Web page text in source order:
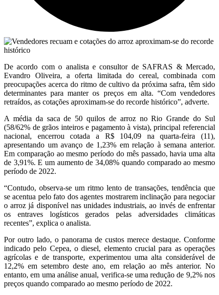
De acordo com o analista e consultor de SAFRAS & Mercado,
Evandro Oliveira, a oferta limitada do cereal, combinada com
preocupações acerca do ritmo de cultivo da próxima safra, têm sido
determinantes para manter os preços em alta. “Com vendedores
retraídos, as cotações aproximam-se do recorde histórico”, adverte.
A média da saca de 50 quilos de arroz no Rio Grande do Sul
(58/62% de grãos inteiros e pagamento à vista), principal referencial
nacional, encerrou cotada a R$ 104,09 na quarta-feira (11),
apresentando um avanço de 1,23% em relação à semana anterior.
Em comparação ao mesmo período do mês passado, havia uma alta
de 3,91%. E um aumento de 34,08% quando comparado ao mesmo
período de 2022.
“Contudo, observa-se um ritmo lento de transações, tendência que
se acentua pelo fato dos agentes mostrarem inclinação para negociar
o arroz já disponível nas unidades industriais, ao invés de enfrentar
os entraves logísticos gerados pelas adversidades climáticas
recentes”, explica o analista.
Por outro lado, o panorama de custos merece destaque. Conforme
indicado pelo Cepea, o diesel, elemento crucial para as operações
agrícolas e de transporte, experimentou uma alta considerável de
12,2% em setembro deste ano, em relação ao mês anterior. No
entanto, em uma análise anual, verifica-se uma redução de 9,2% nos
preços quando comparado ao mesmo período de 2022.